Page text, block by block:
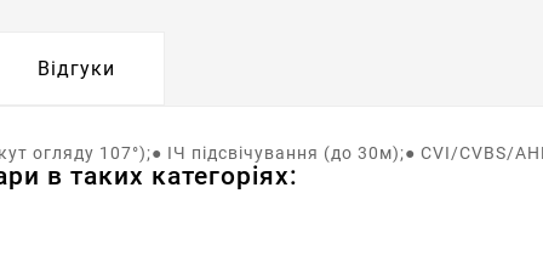
Відгуки
огляду 107°);● ІЧ підсвічування (до 30м);● CVI/CVBS/
в таких категоріях: